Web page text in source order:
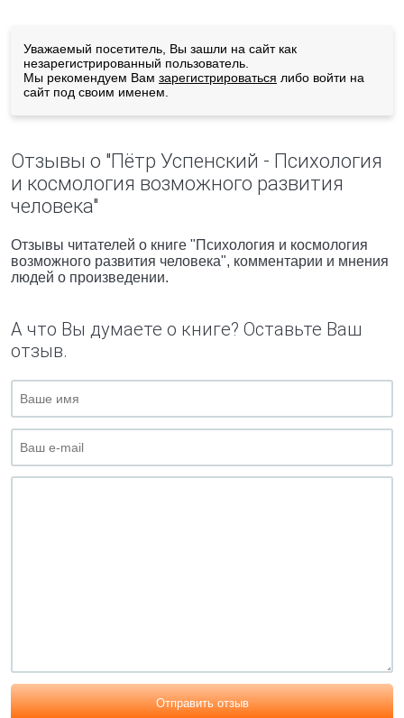
Уважаемый посетитель, Вы зашли на сайт как
незарегистрированный пользователь.
Мы рекомендуем Вам зарегистрироваться либо войти на
сайт под своим именем.
Отзывы о "Пётр Успенский - Психология
и космология возможного развития
человека"
Отзывы читателей о книге "Психология и космология
возможного развития человека", комментарии и мнения
людей о произведении.
А что Вы думаете о книге? Оставьте Ваш
отзыв.
Отправить отзыв